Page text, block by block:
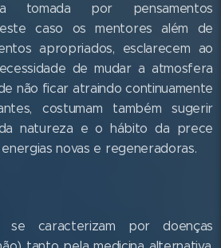
tomada por pensamentos
caso os mentores além de
apropriados, esclarecem ao
de mudar a atmosfera
não ficar atraindo continuamente
costumam também sugerir
natureza e o hábito da prece
novas e regeneradoras.
se caracterizam por doenças